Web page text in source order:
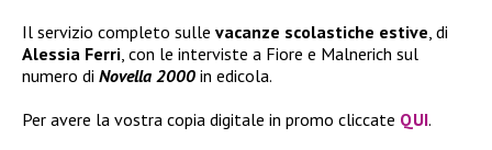
Il servizio completo sulle vacanze scolastiche estive , di
Alessia Ferri , con le interviste a Fiore e Malnerich sul
numero di Novella 2000 in edicola.
Per avere la vostra copia digitale in promo cliccate QUI.